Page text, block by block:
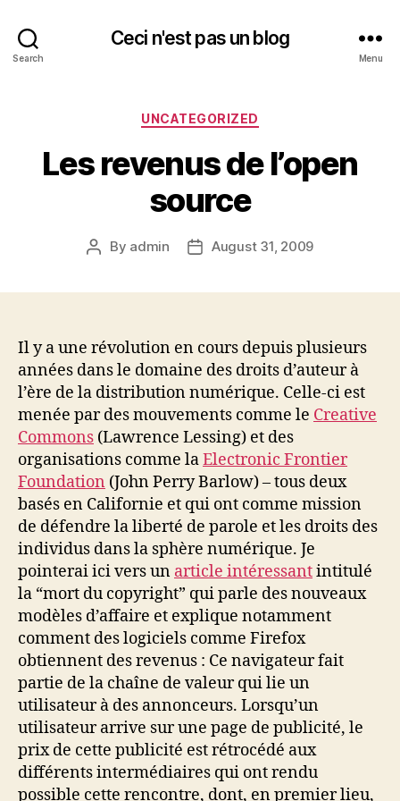
Search
Ceci n'est pas un blog
Menu
Categories
UNCATEGORIZED
Les revenus de l’open
source
Post
By admin
PostAugust 31, 2009
Il y a une révolution en cours depuis plusieurs
années dans le domaine des droits d’auteur à
l’ère de la distribution numérique. Celle-ci est
menée par des mouvements comme le Creative
Commons (Lawrence Lessing) et des
organisations comme laElectronic Frontier
Foundation (John Perry Barlow) – tous deux
basés en Californie et qui ont comme mission
de défendre la liberté de parole et les droits des
individus dans la sphère numérique. Je
pointerai ici vers un article intéressantintitulé
la “mort du copyright” qui parle des nouveaux
modèles d’affaire et explique notamment
comment des logiciels comme Firefox
obtiennent des revenus : Ce navigateur fait
partie de la chaîne de valeur qui lie un
utilisateur à des annonceurs. Lorsqu’un
utilisateur arrive sur une page de publicité, le
prix de cette publicité est rétrocédé aux
différents intermédiaires qui ont rendu
possible cette rencontre, dont, en premier lieu,